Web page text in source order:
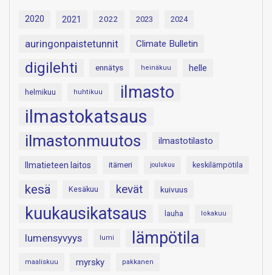
2020 2021 2022 2023 2024
auringonpaistetunnit Climate Bulletin
digilehti ennätys heinäkuu helle
helmikuu huhtikuu ilmasto
ilmastokatsaus
ilmastonmuutos ilmastotilasto
Ilmatieteen laitos itämeri joulukuu keskilämpötila
kesä Kesäkuu kevät kuivuus
kuukausikatsaus lauha lokakuu
lumensyvyys lumi lämpötila
maaliskuu myrsky pakkanen